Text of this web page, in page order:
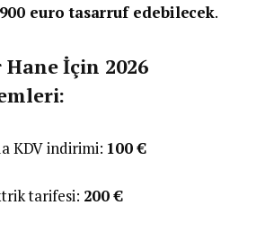
900 euro tasarruf edebilecek.
İçin 2026
KDV indirimi: 100 €
tarifesi: 200 €